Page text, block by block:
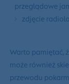
przeglądowe
zdjęcie
Warto pamiętać,
może również
przewodu